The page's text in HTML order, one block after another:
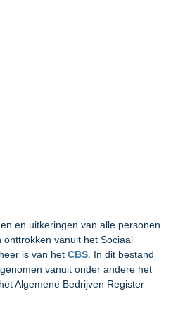
en uitkeringen van alle personen
vanuit het Sociaal
is van het CBS . In dit bestand
vanuit onder andere het
Algemene Bedrijven Register